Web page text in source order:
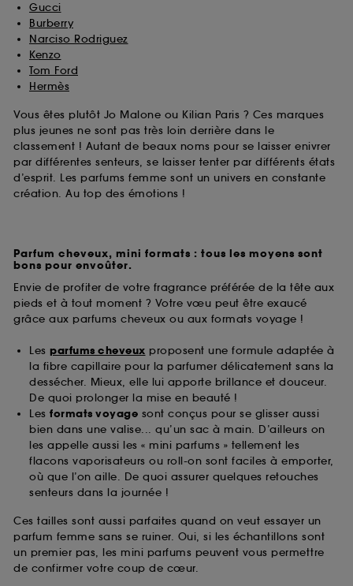
Gucci
Burberry
Narciso Rodriguez
Kenzo
Tom Ford
Hermès
Vous êtes plutôt Jo Malone ou Kilian Paris ? Ces marques
plus jeunes ne sont pas très loin derrière dans le
classement ! Autant de beaux noms pour se laisser enivrer
par différentes senteurs, se laisser tenter par différents états
d’esprit. Les parfums femme sont un univers en constante
création. Au top des émotions !
Parfum cheveux, mini formats : tous les moyens sont
bons pour envoûter.
Envie de profiter de votre fragrance préférée de la tête aux
pieds et à tout moment ? Votre vœu peut être exaucé
grâce aux parfums cheveux ou aux formats voyage !
Les parfums cheveux proposent une formule adaptée à
la fibre capillaire pour la parfumer délicatement sans la
dessécher. Mieux, elle lui apporte brillance et douceur.
De quoi prolonger la mise en beauté !
Les formats voyage sont conçus pour se glisser aussi
bien dans une valise... qu’un sac à main. D’ailleurs on
les appelle aussi les « mini parfums » tellement les
flacons vaporisateurs ou roll-on sont faciles à emporter,
où que l’on aille. De quoi assurer quelques retouches
senteurs dans la journée !
Ces tailles sont aussi parfaites quand on veut essayer un
parfum femme sans se ruiner. Oui, si les échantillons sont
un premier pas, les mini parfums peuvent vous permettre
de confirmer votre coup de cœur.